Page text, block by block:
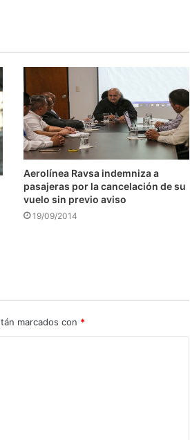
Aerolínea Ravsa indemniza a
pasajeras por la cancelación de su
vuelo sin previo aviso
19/09/2014
marcados con *